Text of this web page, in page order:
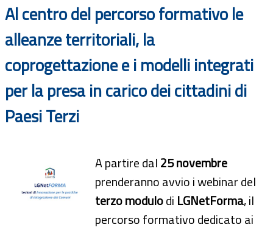
Al centro del percorso formativo le
alleanze territoriali, la
coprogettazione e i modelli integrati
per la presa in carico dei cittadini di
Paesi Terzi
A partire dal25 novembre
prenderanno avvio i webinar del
terzo modulodi LGNetForma, il
percorso formativo dedicato ai